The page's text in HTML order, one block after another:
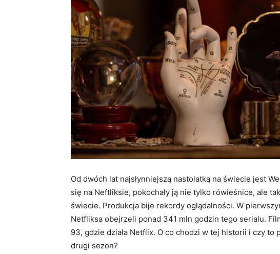
Od dwóch lat najsłynniejszą nastolatką na świecie jest
się na Neftliksie, pokochały ją nie tylko rówieśnice, ale
świecie. Produkcja bije rekordy oglądalności. W
Netfliksa obejrzeli ponad 341 mln godzin tego serialu.
93, gdzie działa Netflix. O co chodzi w tej historii i czy
drugi sezon?